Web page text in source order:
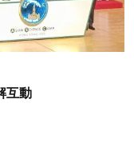
互動